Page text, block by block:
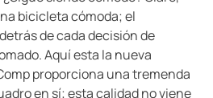
bicicleta cómoda; el
de cada decisión de
Aquí esta la nueva
proporciona una tremenda
en sí; esta calidad no viene